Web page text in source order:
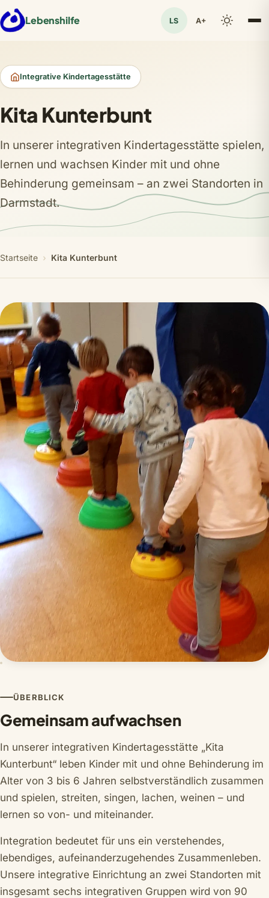
Lebenshilfe LS
Leichte Sprache
A+
Integrative Kindertagesstätte
Kita Kunterbunt
In unserer integrativen Kindertagesstätte spielen,
lernen und wachsen Kinder mit und ohne
Behinderung gemeinsam – an zwei Standorten in
Darmstadt.
Startseite Kita Kunterbunt
ÜBERBLICK
Gemeinsam aufwachsen
In unserer integrativen Kindertagesstätte „Kita
Kunterbunt“ leben Kinder mit und ohne Behinderung im
Alter von 3 bis 6 Jahren selbstverständlich zusammen
und spielen, streiten, singen, lachen, weinen – und
lernen so von- und miteinander.
Integration bedeutet für uns ein verstehendes,
lebendiges, aufeinanderzugehendes Zusammenleben.
Unsere integrative Einrichtung an zwei Standorten mit
insgesamt sechs integrativen Gruppen wird von 90